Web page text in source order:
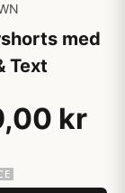
med
Text
kr